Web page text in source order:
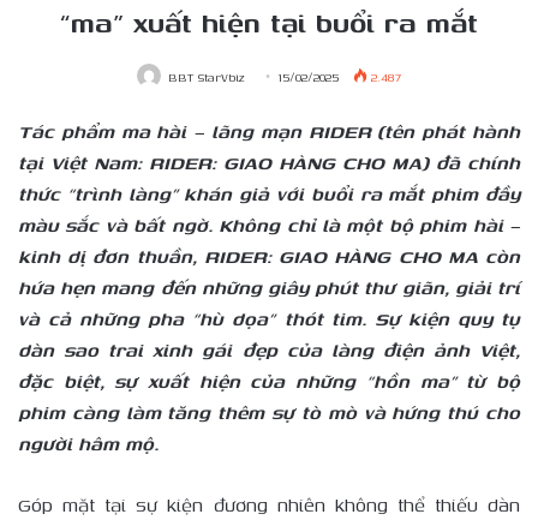
“ma” xuất hiện tại buổi ra mắt
BBT StarVbiz 15/02/2025 2.487
Tác phẩm ma hài – lãng mạn RIDER (tên phát hành
tại Việt Nam: RIDER: GIAO HÀNG CHO MA) đã chính
thức “trình làng” khán giả với buổi ra mắt phim đầy
màu sắc và bất ngờ. Không chỉ là một bộ phim hài –
kinh dị đơn thuần, RIDER: GIAO HÀNG CHO MA còn
hứa hẹn mang đến những giây phút thư giãn, giải trí
và cả những pha “hù dọa” thót tim. Sự kiện quy tụ
dàn sao trai xinh gái đẹp của làng điện ảnh Việt,
đặc biệt, sự xuất hiện của những “hồn ma” từ bộ
phim càng làm tăng thêm sự tò mò và hứng thú cho
người hâm mộ.
Góp mặt tại sự kiện đương nhiên không thể thiếu dàn